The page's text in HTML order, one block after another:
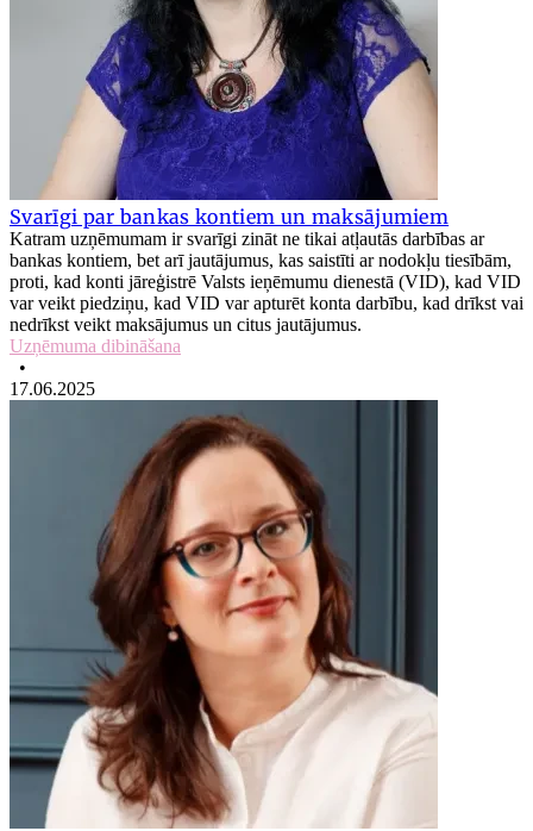
Svarīgi par bankas kontiem un maksājumiem
Katram uzņēmumam ir svarīgi zināt ne tikai atļautās darbības ar
bankas kontiem, bet arī jautājumus, kas saistīti ar nodokļu tiesībām,
proti, kad konti jāreģistrē Valsts ieņēmumu dienestā (VID), kad VID
var veikt piedziņu, kad VID var apturēt konta darbību, kad drīkst vai
nedrīkst veikt maksājumus un citus jautājumus.
Uzņēmuma dibināšana
•
17.06.2025